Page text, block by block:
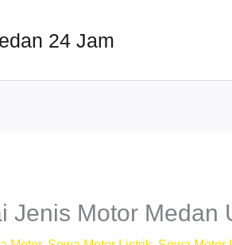
24 Jam
Jenis Motor Medan